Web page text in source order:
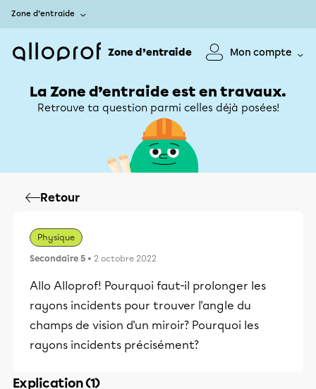
Zone d’entraide
Zone d’entraide Mon compte
La Zone d’entraide est en travaux.
Retrouve ta question parmi celles déjà posées!
Retour
Physique
Secondaire 5 • 2 octobre 2022
Allo Alloprof! Pourquoi faut-il prolonger les
rayons incidents pour trouver l'angle du
champs de vision d'un miroir? Pourquoi les
rayons incidents précisément?
Explication (1)